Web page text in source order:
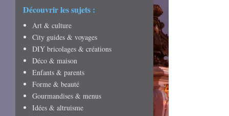
Découvrir les sujets :
Art & culture
City guides & voyages
DIY bricolages & créations
Déco & maison
Enfants & parents
Forme & beauté
Gourmandises & menus
Idées & altruisme